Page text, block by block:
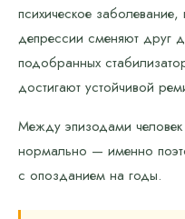
психическое
депрессии сменяют друг
подобранных
достигают устойчивой
Между эпизодами
нормально — именно
с опозданием на годы.